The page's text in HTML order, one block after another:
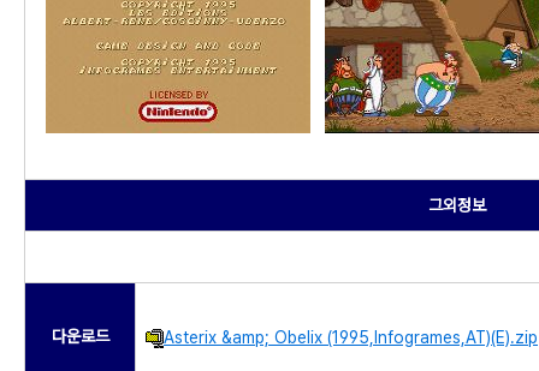
그외정보
다운로드 Asterix &amp; Obelix (1995,Infogrames,AT)(E).zip